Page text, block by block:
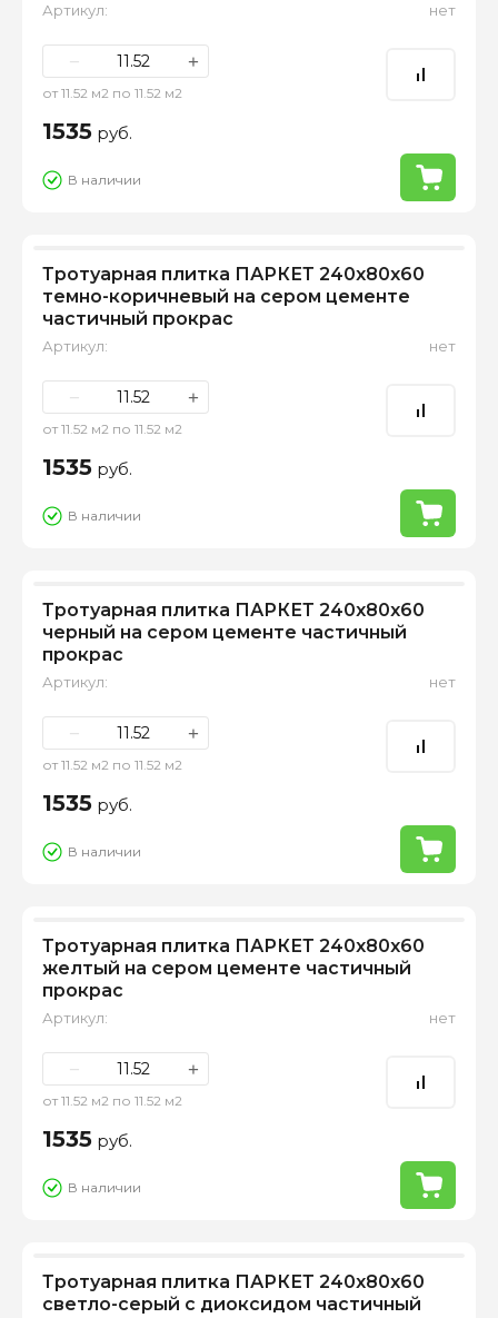
Артикул: нет
− +
от 11.52 м2 по 11.52 м2
1535 руб.
В наличии
Тротуарная плитка ПАРКЕТ 240х80х60
темно-коричневый на сером цементе
частичный прокрас
Артикул: нет
− +
от 11.52 м2 по 11.52 м2
1535 руб.
В наличии
Тротуарная плитка ПАРКЕТ 240х80х60
черный на сером цементе частичный
прокрас
Артикул: нет
− +
от 11.52 м2 по 11.52 м2
1535 руб.
В наличии
Тротуарная плитка ПАРКЕТ 240х80х60
желтый на сером цементе частичный
прокрас
Артикул: нет
− +
от 11.52 м2 по 11.52 м2
1535 руб.
В наличии
Тротуарная плитка ПАРКЕТ 240х80х60
светло-серый с диоксидом частичный